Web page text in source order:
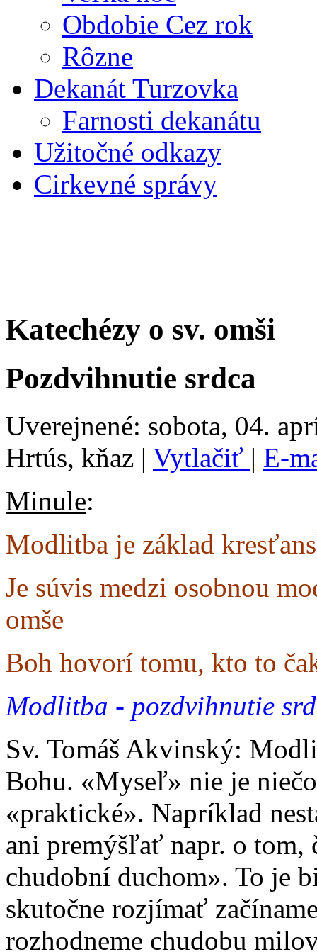
Obdobie Cez rok
Rôzne
Dekanát Turzovka
Farnosti dekanátu
Užitočné odkazy
Cirkevné správy
Katechézy o sv. omši
Pozdvihnutie srdca
Uverejnené: sobota, 04.
Hrtús, kňaz | Vytlačiť | E-
Minule:
Modlitba je základ
Je súvis medzi osobnou
omše
Boh hovorí tomu, kto to
Modlitba - pozdvihnutie
Sv. Tomáš Akvinský:
Bohu. «Myseľ» nie je
«praktické». Napríklad
ani premýšľať napr. o tom,
chudobní duchom». To je
skutočne rozjímať
rozhodneme chudobu